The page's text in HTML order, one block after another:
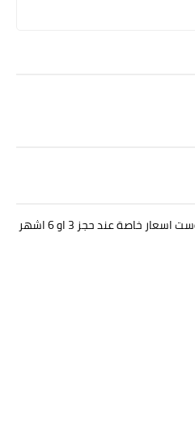
لحجز الاعلانات البنرات والجيست بوست اسعار خاصة عند حجز 3 او 6 اشهر